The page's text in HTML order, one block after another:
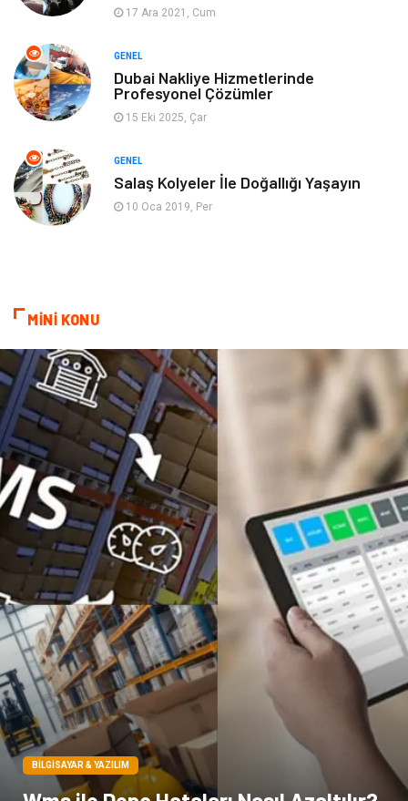
Finans& Ekonomi Anne & Çocuk
Genel Kültür
Ev İşleri
Mobilya
Astroloji
Çadır Yazı Tahtaları
Pet Malzemeleri
17 Ara 2021, Cum
GENEL
Dubai Nakliye Hizmetlerinde
Profesyonel Çözümler
15 Eki 2025, Çar
GENEL
Salaş Kolyeler İle Doğallığı Yaşayın
10 Oca 2019, Per
MİNİ KONU
BILGISAYAR & YAZILIM